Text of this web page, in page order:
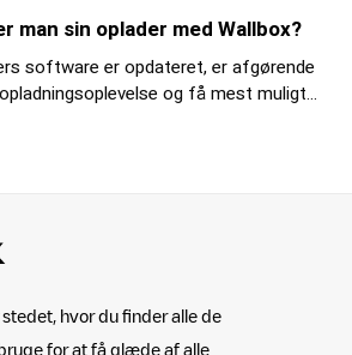
man sin oplader med Wallbox?
software er opdateret, er afgørende
og få mest muligt...
hvor du finder alle de
for at få glæde af alle